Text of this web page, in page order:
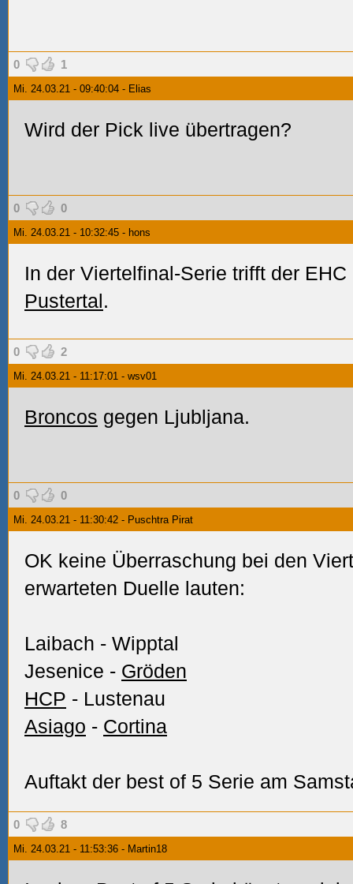
0 1
Mi. 24.03.21 - 09:40:04 - Elias
Wird der Pick live übertragen?
0 0
Mi. 24.03.21 - 10:32:45 - hons
In der Viertelfinal-Serie trifft der
Pustertal.
0 2
Mi. 24.03.21 - 11:17:01 - wsv01
Broncos gegen Ljubljana.
0 0
Mi. 24.03.21 - 11:30:42 - Puschtra Pirat
OK keine Überraschung bei den
erwarteten Duelle lauten:
Laibach - Wipptal
Jesenice - Gröden
HCP - Lustenau
Asiago - Cortina
Auftakt der best of 5 Serie am
0 8
Mi. 24.03.21 - 11:53:36 - Martin18